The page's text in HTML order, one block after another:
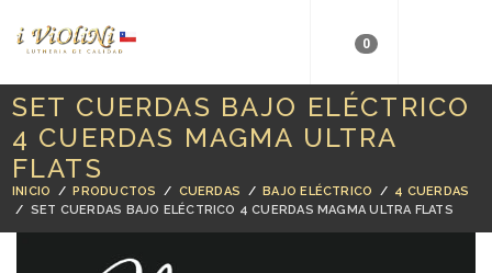
0
SET CUERDAS BAJO ELÉCTRICO
4 CUERDAS MAGMA ULTRA
FLATS
INICIO /PRODUCTOS / CUERDAS /BAJO ELÉCTRICO / 4 CUERDAS
/ SET CUERDAS BAJO ELÉCTRICO 4 CUERDAS MAGMA ULTRA FLATS